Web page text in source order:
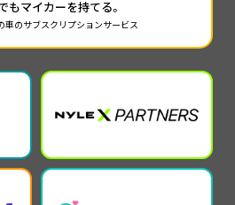
もマイカーを持てる。
車のサブスクリプションサービス